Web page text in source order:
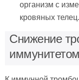
организм с
кровяных телец.
Снижение
иммунитетом